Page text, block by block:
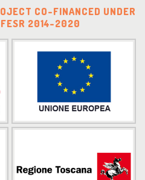
CO-FINANCED UNDER
FESR 2014-2020